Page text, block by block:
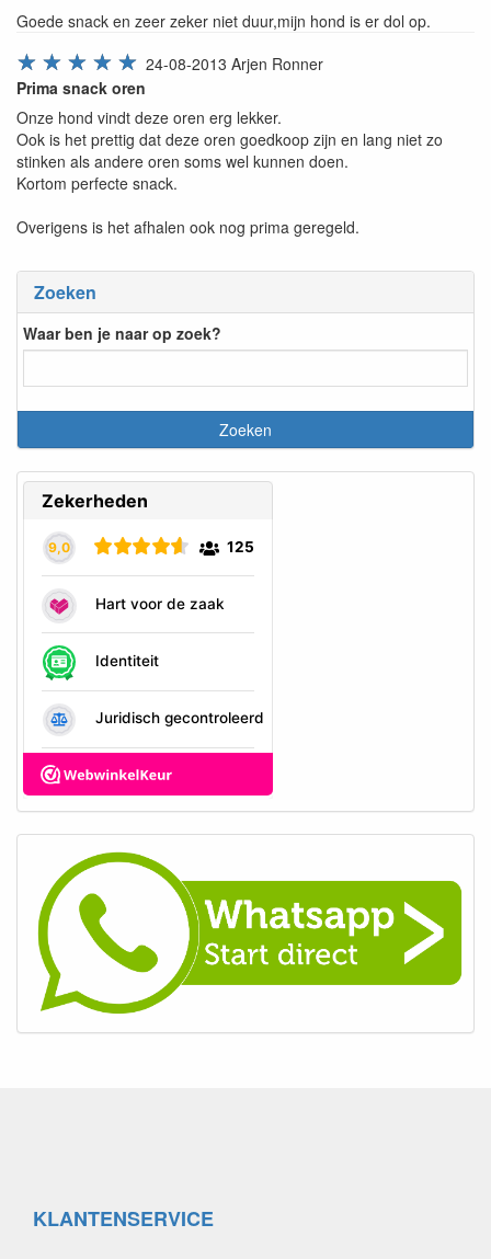
Zoeken
Waar ben je naar op zoek?
Goede snack en zeer zeker niet duur,mijn hond is er dol op.
☆
☆
☆
☆
☆ 24-08-2013 Arjen Ronner
Prima snack oren
Onze hond vindt deze oren erg lekker.
Ook is het prettig dat deze oren goedkoop zijn en lang niet zo
stinken als andere oren soms wel kunnen doen.
Kortom perfecte snack.
Overigens is het afhalen ook nog prima geregeld.
KLANTENSERVICE